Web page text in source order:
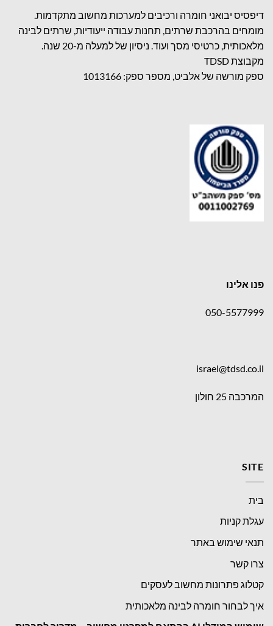
דיפסיס יבואני חומרה ורכיבים למערכות מחשוב מתקדמות.
מומחים בהרכבת שרתים, תחנות עבודה ייעודיות, שרתים לבינה
מלאכותית, כרטיסי מסך ועוד. ניסיון של למעלה מ-20 שנה.
מקבוצת TDSD
ספק מורשה של אלביט, מספר ספק: 1013166
פנו אלינו
050-5577999
israel@tdsd.co.il
המרכבה 25 חולון
SITE
בית
עגלת קניות
תנאי שימוש באתר
צרו קשר
קטלוג פתרונות מחשוב לעסקים
איך לבחור חומרה לבינה מלאכותית